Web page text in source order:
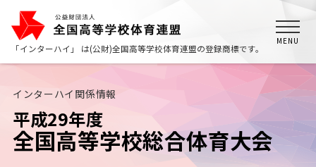
「インターハイ」 は(公財)全国高等学校体育連盟の登録商標です。
MENU
インターハイ関係情報
平成29年度
全国高等学校総合体育大会